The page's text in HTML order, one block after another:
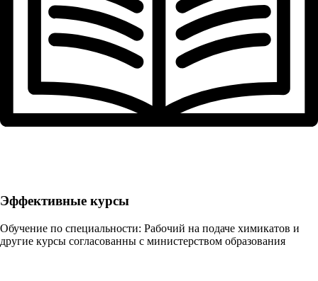
Эффективные курсы
Обучение по специальности: Рабочий на подаче химикатов и
другие курсы согласованны с министерством образования